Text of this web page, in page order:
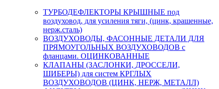
ТУРБОДЕФЛЕКТОРЫ КРЫШНЫЕ под
воздуховод, для усиления тяги, (цинк, крашенные,
нерж.сталь)
ВОЗДУХОВОДЫ, ФАСОННЫЕ ДЕТАЛИ ДЛЯ
ПРЯМОУГОЛЬНЫХ ВОЗДУХОВОДОВ с
фланцами. ОЦИНКОВАННЫЕ
КЛАПАНЫ (ЗАСЛОНКИ, ДРОССЕЛИ,
ШИБЕРЫ) для систем КРГЛЫХ
ВОЗДУХОВОДОВ (ЦИНК, НЕРЖ, МЕТАЛЛ)